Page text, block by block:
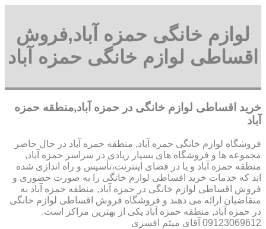
لوازم خانگی حمزه آباد,فروش
اقساطی لوازم خانگی حمزه آباد
خرید اقساطی لوازم خانگی در حمزه آباد,منطقه حمزه
آباد
فروشگاه لوازم خانگی حمزه آباد, منطقه حمزه آباد در حال حاضر
مجموعه ها و فروشگاه های بسیار زیادی در سراسر حمزه آباد,
منطقه حمزه آباد و یا در فضای اینترنت،تأسیس و راه اندازی شده
اند که خدمات خرید اقساطی لوازم خانگی را به صورت حضوری و
فروش اقساطی لوازم خانگی در حمزه آباد, منطقه حمزه آباد به
متقاضیان ارائه می دهند و فروشگاه فروش اقساطی لوازم خانگی
در حمزه آباد, منطقه حمزه آباد یکی از بهترین مراکز است.
09123069612 آقای میثم افسری